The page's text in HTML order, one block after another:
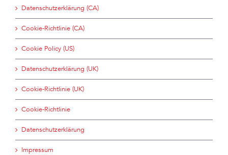
Datenschutzerklärung (CA)
Cookie-Richtlinie (CA)
Cookie Policy (US)
Datenschutzerklärung (UK)
Cookie-Richtlinie (UK)
Cookie-Richtlinie
Datenschutzerklärung
Impressum